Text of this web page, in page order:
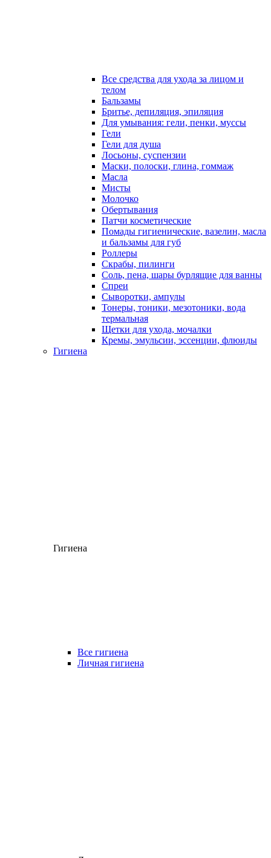
Все средства для ухода за лицом и
телом
Бальзамы
Бритье, депиляция, эпиляция
Для умывания: гели, пенки, муссы
Гели
Гели для душа
Лосьоны, суспензии
Маски, полоски, глина, гоммаж
Масла
Мисты
Молочко
Обертывания
Патчи косметические
Помады гигиенические, вазелин, масла
и бальзамы для губ
Роллеры
Скрабы, пилинги
Соль, пена, шары бурлящие для ванны
Спреи
Сыворотки, ампулы
Тонеры, тоники, мезотоники, вода
термальная
Щетки для ухода, мочалки
Кремы, эмульсии, эссенции, флюиды
Гигиена
Гигиена
Все гигиена
Личная гигиена